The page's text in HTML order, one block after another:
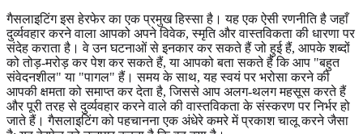
गैसलाइटिंग इस हेरफेर का एक प्रमुख हिस्सा है। यह एक ऐसी रणनीति है जहाँ
दुर्व्यवहार करने वाला आपको अपने विवेक, स्मृति और वास्तविकता की धारणा पर
संदेह कराता है। वे उन घटनाओं से इनकार कर सकते हैं जो हुई हैं, आपके शब्दों
को तोड़-मरोड़ कर पेश कर सकते हैं, या आपको बता सकते हैं कि आप "बहुत
संवेदनशील" या "पागल" हैं। समय के साथ, यह स्वयं पर भरोसा करने की
आपकी क्षमता को समाप्त कर देता है, जिससे आप अलग-थलग महसूस करते हैं
और पूरी तरह से दुर्व्यवहार करने वाले की वास्तविकता के संस्करण पर निर्भर हो
जाते हैं। गैसलाइटिंग को पहचानना एक अंधेरे कमरे में प्रकाश चालू करने जैसा